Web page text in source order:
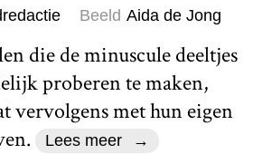
Beeld Aida de Jong
die de minuscule deeltjes
proberen te maken,
vervolgens met hun eigen
Lees meer